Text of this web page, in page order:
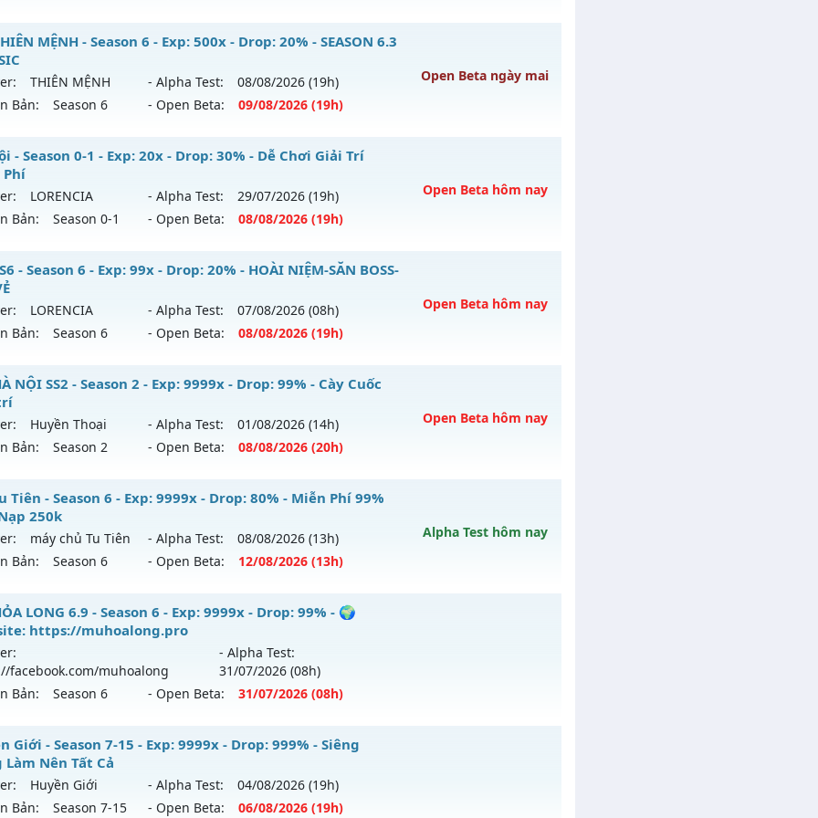
SÀI GÒN__ - LÂU DÀI, CHƠI LÀ NGHIỀN
mới ra tháng 07 2026 - Mở máy chủQUẬN 6vào 13h ngày 29/07/2626
200x - Drop: 20%
loại: Mu Nguyên bản Webzen
AntiShark
MỆNH - Season 6 - Exp: 500x - Drop: 20% - SEASON 6.3
THIÊN MỆNH - Alpha Test: 08/08/2026 (19h)
Bản:
Season 6 - Open Beta: 09/08/2026 (19h)
Open Beta ngày mai
THIÊN MỆNH - SEASON 6.3 CLASSIC
mới ra tháng 08 2026 - Mở máy chủTHIÊN MỆNH
vào 19h ngày 09/08/2626
500x - Drop: 20%
loại: Mu Nguyên bản Webzen
Antihack chạy bằng cơm
- Season 0-1 - Exp: 20x - Drop: 30% - Dễ Chơi Giải Trí
Phí
LORENCIA - Alpha Test: 29/07/2026 (19h)
Bản:
Season 0-1 - Open Beta: 08/08/2026 (19h)
Open Beta hôm nay
Nội - Dễ Chơi Giải Trí Miễn Phí
mới ra tháng 08 2026 - Mở máy chủLORENCIA vào 19h ngày 08/08/2626
20x - Drop: 30%
loại: Mu Nguyên bản Webzen
gold
- Season 6 - Exp: 99x - Drop: 20% - HOÀI NIỆM-SĂN BOSS-
LORENCIA - Alpha Test: 07/08/2026 (08h)
Bản:
Season 6 - Open Beta: 08/08/2026 (19h)
Open Beta hôm nay
SS6 - HOÀI NIỆM-SĂN BOSS-VUI VẺ
mới ra tháng 08 2026 - Mở máy chủLORENCIA vào 19h ngày 08/08/2626
99x - Drop: 20%
loại: Mu Nguyên bản Webzen
OK
NỘI SS2 - Season 2 - Exp: 9999x - Drop: 99% - Cày Cuốc
Huyền Thoại - Alpha Test: 01/08/2026 (14h)
Bản:
Season 2 - Open Beta: 08/08/2026 (20h)
Open Beta hôm nay
HÀ NỘI SS2 - Cày Cuốc giải trí
mới ra tháng 08 2026 - Mở máy chủHuyền Thoại
vào 20h ngày 08/08/2626
9999x - Drop: 99%
loại: Mu Nguyên bản Webzen
ugk
Tiên - Season 6 - Exp: 9999x - Drop: 80% - Miễn Phí 99%
250k
máy chủ Tu Tiên - Alpha Test: 08/08/2026 (13h)
Bản:
Season 6 - Open Beta: 12/08/2026 (13h)
Alpha Test hôm nay
Tu Tiên - Miễn Phí 99% Mốc Nạp 250k
mới ra tháng 08 2026 - Mở máy chủ
máy chủ Tu Tiên
9999x - Drop: 80%
loại: Mu Bán Đồ Full Trong Shop
Shark
LONG 6.9 - Season 6 - Exp: 9999x - Drop: 99% - 🌍
https://muhoalong.pro
facebook.com/muhoalong
- Alpha Test:
31/07/2026 (08h)
Bản:
Season 6 - Open Beta: 31/07/2026 (08h)
LONG 6.9 - 🌍 Website: https://muhoalong.pro
ra tháng 07 2026 - Mở máy chủ https://facebook.com/muhoalong
31/07/2626
Giới - Season 7-15 - Exp: 9999x - Drop: 999% - Siêng
Làm Nên Tất Cả
Huyền Giới - Alpha Test: 04/08/2026 (19h)
Bản:
Season 7-15 - Open Beta: 06/08/2026 (19h)